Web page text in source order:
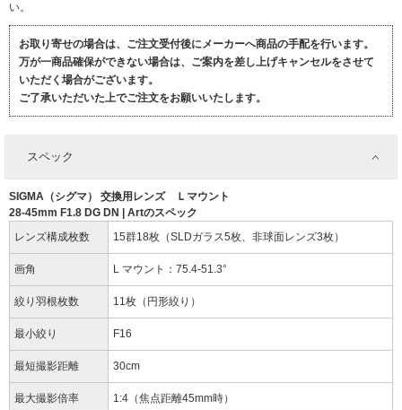
い。
お取り寄せの場合は、ご注文受付後にメーカーへ商品の手配を行います。
万が一商品確保ができない場合は、ご案内を差し上げキャンセルをさせて
いただく場合がございます。
ご了承いただいた上でご注文をお願いいたします。
スペック
SIGMA（シグマ） 交換用レンズ Ｌマウント
28-45mm F1.8 DG DN | Artのスペック
レンズ構成枚数
15群18枚（SLDガラス5枚、非球面レンズ3枚）
画角 L マウント：75.4-51.3°
絞り羽根枚数 11枚（円形絞り）
最小絞り F16
最短撮影距離 30cm
最大撮影倍率 1:4（焦点距離45mm時）